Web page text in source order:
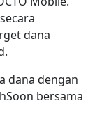
dana
dana dengan
bersama